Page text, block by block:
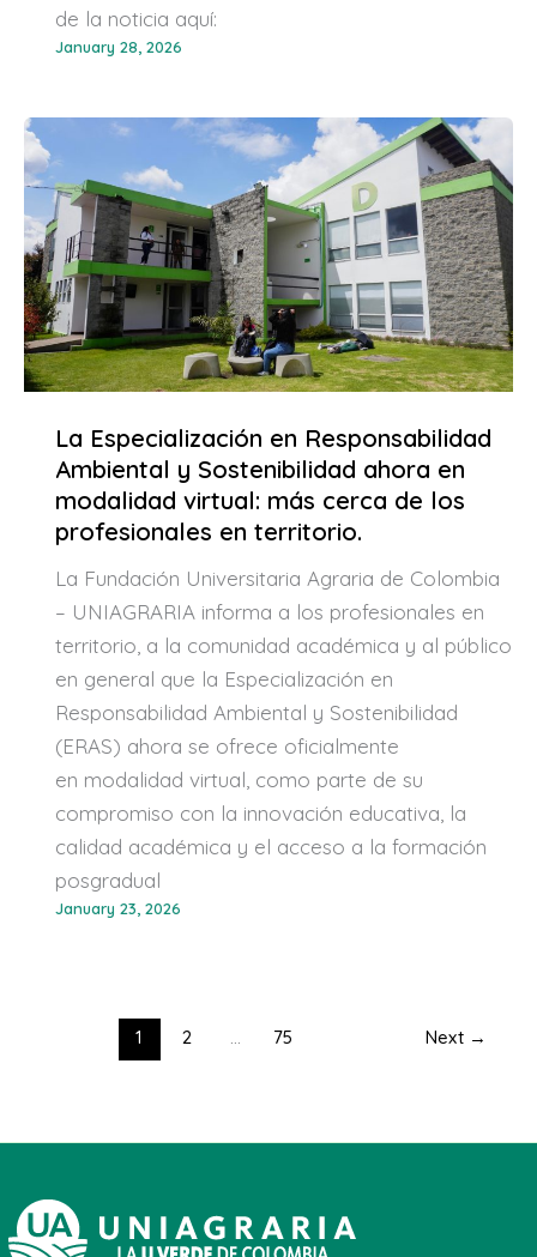
de la noticia aquí:
January 28, 2026
La Especialización en Responsabilidad
Ambiental y Sostenibilidad ahora en
modalidad virtual: más cerca de los
profesionales en territorio.
La Fundación Universitaria Agraria de Colombia
– UNIAGRARIA informa a los profesionales en
territorio, a la comunidad académica y al público
en general que la Especialización en
Responsabilidad Ambiental y Sostenibilidad
(ERAS) ahora se ofrece oficialmente
en modalidad virtual, como parte de su
compromiso con la innovación educativa, la
calidad académica y el acceso a la formación
posgradual
January 23, 2026
1 2 … 75 Next →